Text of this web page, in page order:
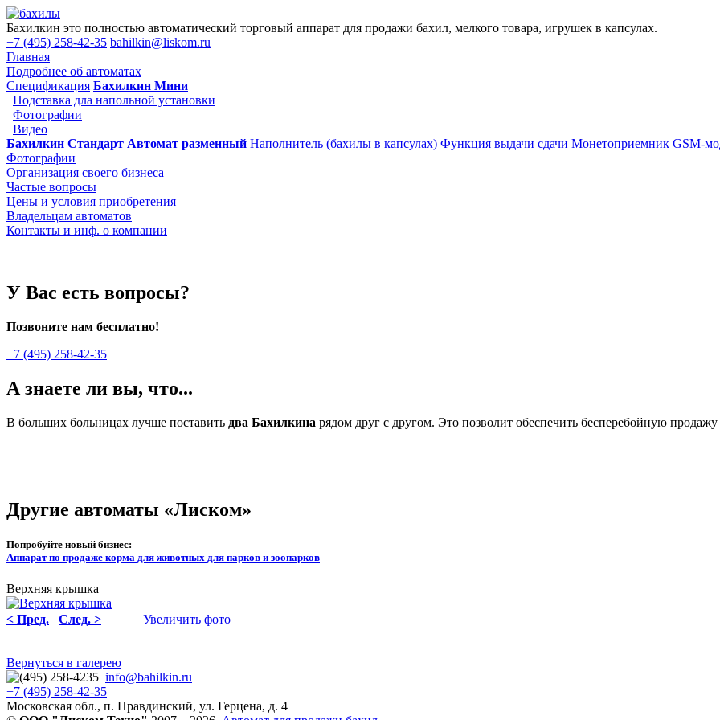
Бахилкин это полностью автоматический торговый аппарат для продажи бахил, мелкого товара, игрушек в капсулах.
+7 (495) 258-42-35 bahilkin@liskom.ru
Главная
Подробнее об автоматах
Спецификация Бахилкин Мини
Подставка дла напольной установки
Фотографии
Видео
Бахилкин Стандарт Автомат разменный Наполнитель (бахилы в капсулах) Функция выдачи сдачи Монетоприемник GSM-
Фотографии
Организация своего бизнеса
Частые вопросы
Цены и условия приобретения
Владельцам автоматов
Контакты и инф. о компании
У Вас есть вопросы?
Позвоните нам бесплатно!
+7 (495) 258-42-35
А знаете ли вы, что...
В больших больницах лучше поставить два Бахилкина рядом друг с другом. Это позволит обеспечить бесперебойную
Другие автоматы «Лиском»
Попробуйте новый бизнес:
Аппарат по продаже корма для животных для парков и зоопарков
Верхняя крышка
< Пред. След. > Увеличить фото
Вернуться в галерею
info@bahilkin.ru
+7 (495) 258-42-35
Московская обл., п. Правдинский, ул. Герцена, д. 4